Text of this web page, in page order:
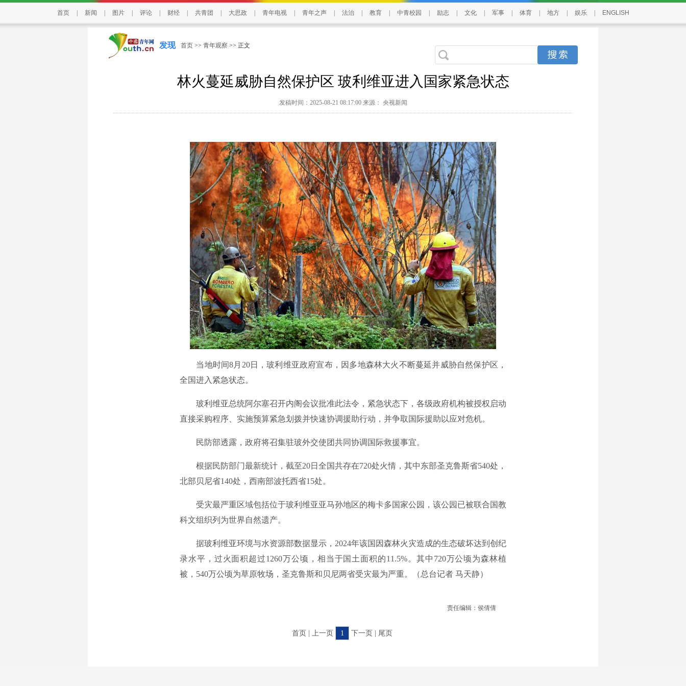
首页 新闻 图片 评论 财经 共青团 大思政 青年电视 青年之声 法治 教育 中青校园 励志 文化 军事 体育 地方 娱乐 ENGLISH
发现 首页 >> 青年观察 >> 正文
林火蔓延威胁自然保护区 玻利维亚进入国家紧急状态
发稿时间：2025-08-21 08:17:00 来源： 央视新闻
当地时间8月20日，玻利维亚政府宣布，因多地森林大火不断蔓延并威胁自然保护区，
全国进入紧急状态。
玻利维亚总统阿尔塞召开内阁会议批准此法令，紧急状态下，各级政府机构被授权启动
直接采购程序、实施预算紧急划拨并快速协调援助行动，并争取国际援助以应对危机。
民防部透露，政府将召集驻玻外交使团共同协调国际救援事宜。
根据民防部门最新统计，截至20日全国共存在720处火情，其中东部圣克鲁斯省540处，
北部贝尼省140处，西南部波托西省15处。
受灾最严重区域包括位于玻利维亚亚马孙地区的梅卡多国家公园，该公园已被联合国教
科文组织列为世界自然遗产。
据玻利维亚环境与水资源部数据显示，2024年该国因森林火灾造成的生态破坏达到创纪
录水平，过火面积超过1260万公顷，相当于国土面积的11.5%。其中720万公顷为森林植
被，540万公顷为草原牧场，圣克鲁斯和贝尼两省受灾最为严重。（总台记者 马天静）
责任编辑：侯倩倩
首页 | 上一页 1 下一页 | 尾页